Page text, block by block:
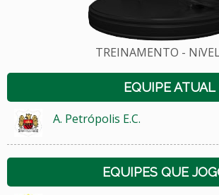
TREINAMENTO -
EQUIPE ATUAL
A. Petrópolis E.C.
EQUIPES QUE